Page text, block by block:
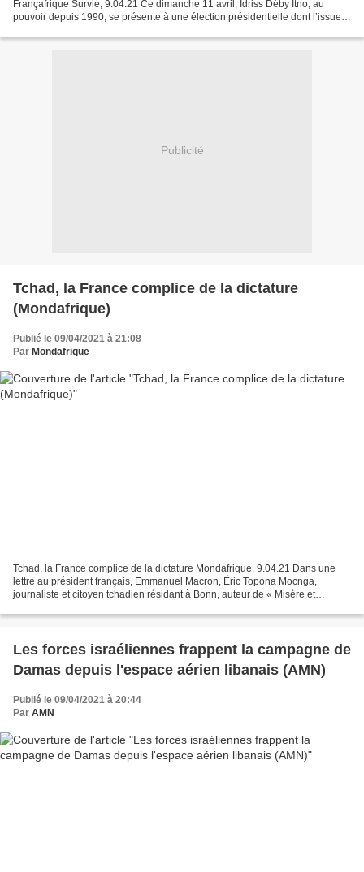
Françafrique Survie, 9.04.21 Ce dimanche 11 avril, Idriss Déby Itno, au
pouvoir depuis 1990, se présente à une élection présidentielle dont l’issue
Publicité
Tchad, la France complice de la dictature
(Mondafrique)
Publié le 09/04/2021 à 21:08
Par Mondafrique
Tchad, la France complice de la dictature Mondafrique, 9.04.21 Dans une
lettre au président français, Emmanuel Macron, Éric Topona Mocnga,
journaliste et citoyen tchadien résidant à Bonn, auteur de « Misère et
Les forces israéliennes frappent la campagne de
Damas depuis l'espace aérien libanais (AMN)
Publié le 09/04/2021 à 20:44
Par AMN